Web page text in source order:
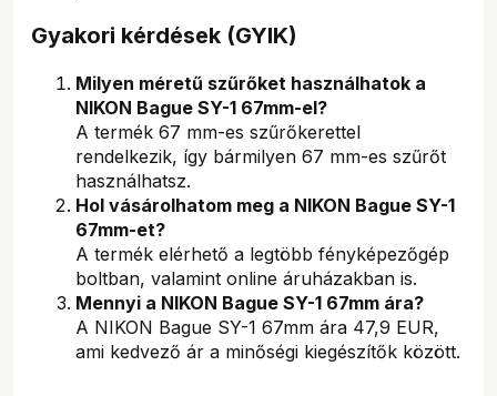
Gyakori kérdések (GYIK)
Milyen méretű szűrőket használhatok a
NIKON Bague SY-1 67mm-el?
A termék 67 mm-es szűrőkerettel
rendelkezik, így bármilyen 67 mm-es szűrőt
használhatsz.
Hol vásárolhatom meg a NIKON Bague SY-1
67mm-et?
A termék elérhető a legtöbb fényképezőgép
boltban, valamint online áruházakban is.
Mennyi a NIKON Bague SY-1 67mm ára?
A NIKON Bague SY-1 67mm ára 47,9 EUR,
ami kedvező ár a minőségi kiegészítők között.